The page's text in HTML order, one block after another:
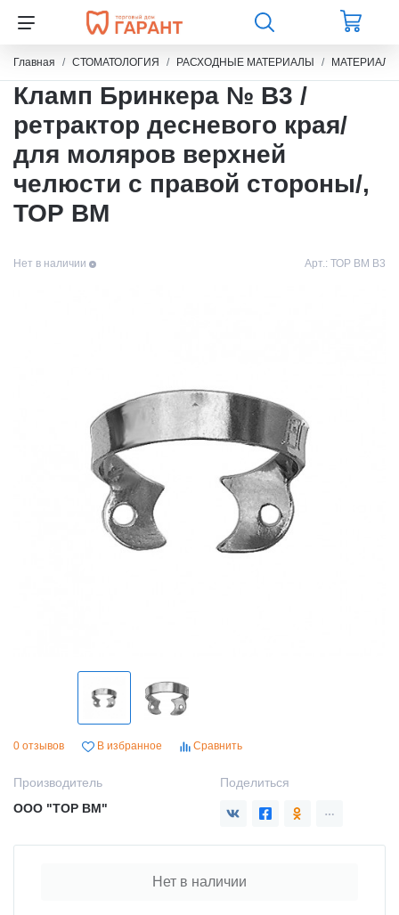
Главная СТОМАТОЛОГИЯ РАСХОДНЫЕ МАТЕРИАЛЫ
Кламп Бринкера № B3 /
ретрактор десневого края/
для моляров верхней
челюсти с правой стороны/,
ТОР ВМ
Нет в наличии Арт.: ТОР ВМ B3
0 отзывов В избранное Сравнить
Производитель
ООО "ТОР ВМ"
Поделиться
Нет в наличии